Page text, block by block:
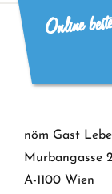
nöm Gast
Murbangasse 2
A-1100 Wien
Online